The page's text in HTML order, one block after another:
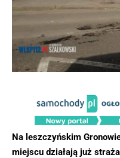
Na leszczyńskim
miejscu działają już